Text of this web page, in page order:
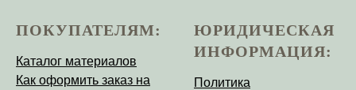
ПОКУПАТЕЛЯМ:
Каталог материалов
Как оформить заказ на
ЮРИДИЧЕСКАЯ
ИНФОРМАЦИЯ:
Политика